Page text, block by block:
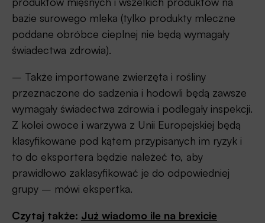
bazie surowego mleka (tylko produkty mleczne
poddane obróbce cieplnej nie będą wymagały
świadectwa zdrowia).
– Także importowane zwierzęta i rośliny
przeznaczone do sadzenia i hodowli będą zawsze
wymagały świadectwa zdrowia i podlegały inspekcji.
Z kolei owoce i warzywa z Unii Europejskiej będą
klasyfikowane pod kątem przypisanych im ryzyk i
to do eksportera będzie należeć to, aby
prawidłowo zaklasyfikować je do odpowiedniej
grupy – mówi ekspertka.
Czytaj także: Już wiadomo ile na brexicie